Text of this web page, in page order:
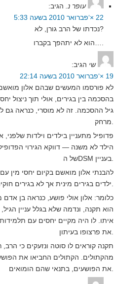
עופר נ. הגיב:
22 ×‘פברואר 2010 בשעה 5:33
נכדתו של הרב גורן, לא?
שי הגיב:
19 ×‘פברואר 2010 בשעה 22:14
לא פורסמו המעשים שבהם אלון
בהסכמה בין בגירים, אולי תוך ניצול
גיל ההסכמה. זה לא מוסרי, כנראה גם
פדופיל מתעניין בילדים וילדות
הילד לא משנה — דווקא הגירוי
להבנתי אלון מואשם בקיום יחסי מין
כלומר: אלון אולי פושע, כנראה בן
הוא תקנה, ונדמה שלא בגלל עניין
איתו. לו היה מקיים יחסים עם
תקנה קוראים לו סוטה ונזעקים כי
מהקתולים. הקתולים החביאו את